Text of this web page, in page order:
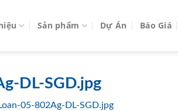
Sản phẩm Dự Án Báo Giá
DL-SGD.jpg
05-802Ag-DL-SGD.jpg